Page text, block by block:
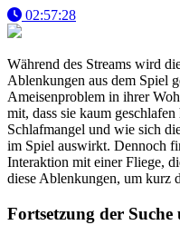
02:57:28
Während des Streams wird
Ablenkungen aus dem Spiel
Ameisenproblem in ihrer
mit, dass sie kaum
Schlafmangel und wie sich
im Spiel auswirkt. Dennoch
Interaktion mit einer Fliege,
diese Ablenkungen, um kurz
Fortsetzung der Suche